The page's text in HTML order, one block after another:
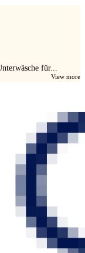
für...
View more